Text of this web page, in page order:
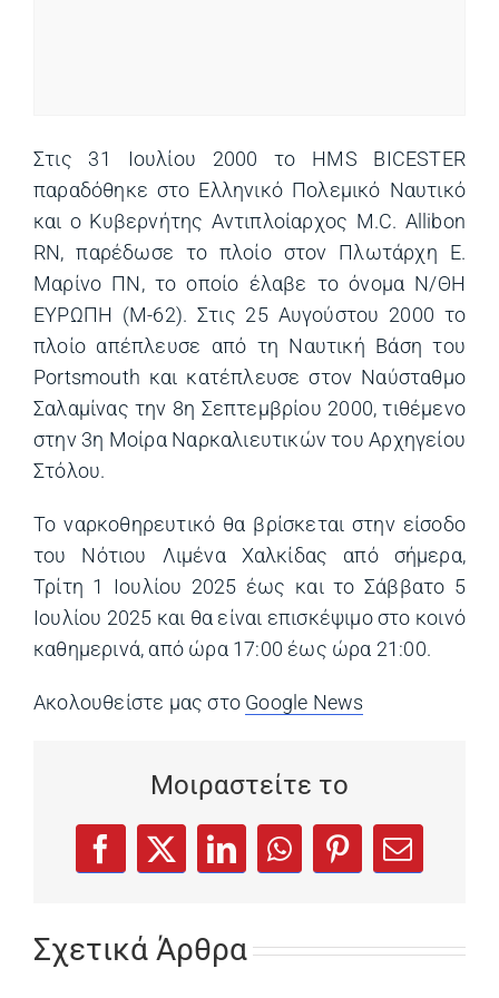
Στις 31 Ιουλίου 2000 το HMS BICESTER
παραδόθηκε στο Ελληνικό Πολεμικό Ναυτικό
και ο Κυβερνήτης Αντιπλοίαρχος M.C. Allibon
RN, παρέδωσε το πλοίο στον Πλωτάρχη Ε.
Μαρίνο ΠΝ, το οποίο έλαβε το όνομα Ν/ΘΗ
ΕΥΡΩΠΗ (Μ-62). Στις 25 Αυγούστου 2000 το
πλοίο απέπλευσε από τη Ναυτική Βάση του
Portsmouth και κατέπλευσε στον Ναύσταθμο
Σαλαμίνας την 8η Σεπτεμβρίου 2000, τιθέμενο
στην 3η Μοίρα Ναρκαλιευτικών του Αρχηγείου
Στόλου.
Το ναρκοθηρευτικό θα βρίσκεται στην είσοδο
του Νότιου Λιμένα Χαλκίδας από σήμερα,
Τρίτη 1 Ιουλίου 2025 έως και το Σάββατο 5
Ιουλίου 2025 και θα είναι επισκέψιμο στο κοινό
καθημερινά, από ώρα 17:00 έως ώρα 21:00.
Ακολουθείστε μας στο Google News
Μοιραστείτε το
Facebook
(opens in a new tab)
X
(opens in a new tab)
LinkedIn
(opens in a new tab)
WhatsApp
(opens in a new tab)
Pinterest
(opens in a
Email
Σχετικά Άρθρα